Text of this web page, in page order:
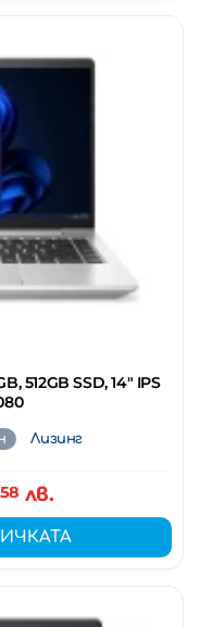
512GB SSD, 14" IPS
Лизинг
58 лв.